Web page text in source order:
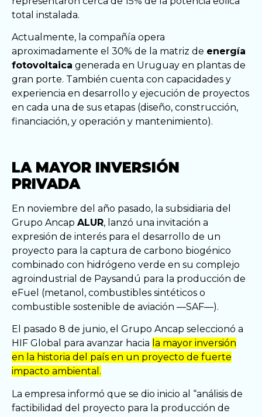
total instalada.
Actualmente, la compañía opera
aproximadamente el 30% de la matriz de energía
fotovoltaica generada en Uruguay en plantas de
gran porte. También cuenta con capacidades y
experiencia en desarrollo y ejecución de proyectos
en cada una de sus etapas (diseño, construcción,
financiación, y operación y mantenimiento).
LA MAYOR INVERSIÓN
PRIVADA
En noviembre del año pasado, la subsidiaria del
Grupo Ancap ALUR, lanzó una invitación a
expresión de interés para el desarrollo de un
proyecto para la captura de carbono biogénico
combinado con hidrógeno verde en su complejo
agroindustrial de Paysandú para la producción de
eFuel (metanol, combustibles sintéticos o
combustible sostenible de aviación —SAF—).
El pasado 8 de junio, el Grupo Ancap seleccionó a
HIF Global para avanzar hacia la mayor inversión
en la historia del país en un proyecto de fuerte
impacto ambiental.
La empresa informó que se dio inicio al “análisis de
factibilidad del proyecto para la producción de